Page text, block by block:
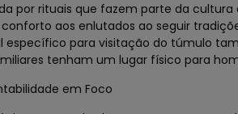
por rituais que fazem parte da
aos enlutados ao seguir
específico para visitação do túmulo
tenham um lugar físico para
em Foco